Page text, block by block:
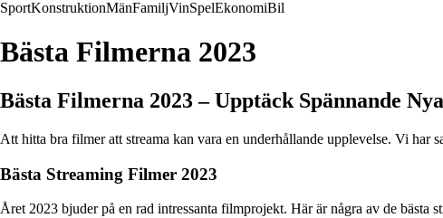
SportKonstruktionMänFamiljVinSpelEkonomiBil
Bästa Filmerna 2023
Bästa Filmerna 2023 – Upptäck Spännande
Att hitta bra filmer att streama kan vara en underhållande upplevelse. Vi har
Bästa Streaming Filmer 2023
Året 2023 bjuder på en rad intressanta filmprojekt. Här är några av de bästa